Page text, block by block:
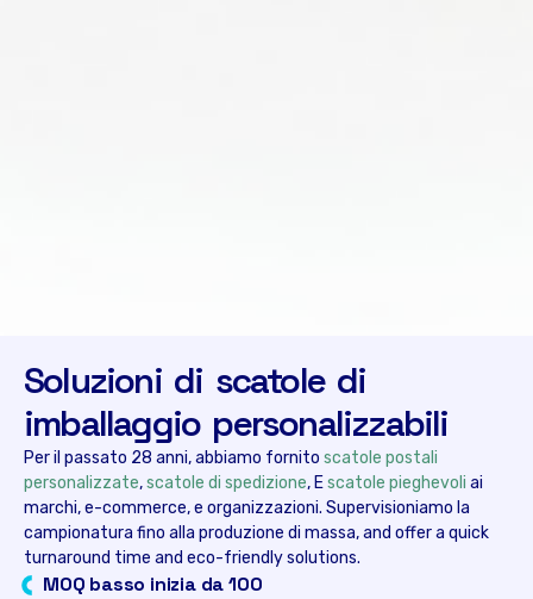
Soluzioni di scatole di
imballaggio personalizzabili
Per il passato 28 anni, abbiamo fornito scatole postali
personalizzate,scatole di spedizione, Escatole pieghevoli ai
marchi, e-commerce, e organizzazioni. Supervisioniamo la
campionatura fino alla produzione di massa,and offer a quick
turnaround time and eco-friendly solutions.
MOQ basso inizia da 100